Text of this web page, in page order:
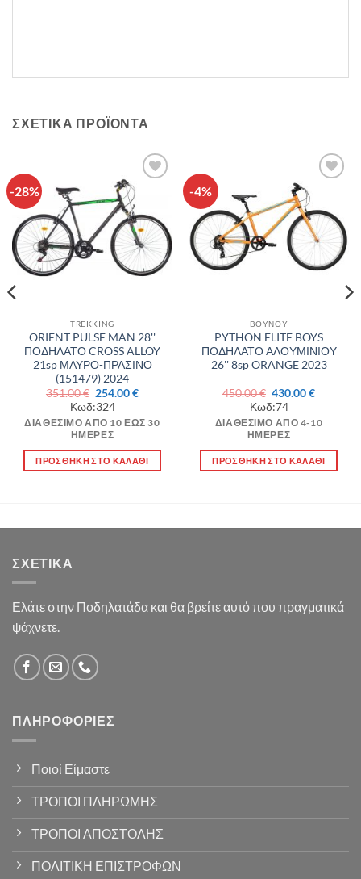
ΣΧΕΤΙΚΆ ΠΡΟΪΌΝΤΑ
-28%
Πρόσθήκη
στην λίστα
επιθυμιών
TREKKING
ORIENT PULSE MAN 28''
ΠΟΔΗΛΑΤΟ CROSS ALLOY
21sp ΜΑΥΡΟ-ΠΡΑΣΙΝΟ
(151479) 2024
351.00€ Original
price
was:
351.00 €.
254.00€Η
είναι:
Κωδ:324
ΔΙΑΘΈΣΙΜΟ ΑΠΌ 10 ΈΩΣ 30
ΗΜΈΡΕΣ
ΠΡΟΣΘΉΚΗ ΣΤΟ ΚΑΛΆΘΙ
-4%
Πρόσθήκη
στην λίστα
επιθυμιών
ΒΟΥΝΟΥ
PYTHON ELITE BOYS
ΠΟΔΗΛΑΤΟ ΑΛΟΥΜΙΝΙΟΥ
26'' 8sp ORANGE 2023
450.00€ Original
price
was:
450.00 €.
430.00€Η
είναι:
Κωδ:74
ΔΙΑΘΈΣΙΜΟ ΑΠΌ 4-10
ΗΜΈΡΕΣ
ΠΡΟΣΘΉΚΗ ΣΤΟ ΚΑΛΆΘΙ
ΣΧΕΤΙΚΆ
Ελάτε στην Ποδηλατάδα και θα βρείτε αυτό που πραγματικά
ψάχνετε.
ΠΛΗΡΟΦΟΡΊΕΣ
Ποιοί Είμαστε
ΤΡΟΠΟΙ ΠΛΗΡΩΜΗΣ
ΤΡΟΠΟΙ ΑΠΟΣΤΟΛΗΣ
ΠΟΛΙΤΙΚΗ ΕΠΙΣΤΡΟΦΩΝ